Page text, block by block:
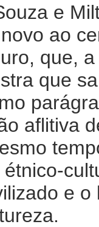
e
ao
que,
que
aflitiva
e